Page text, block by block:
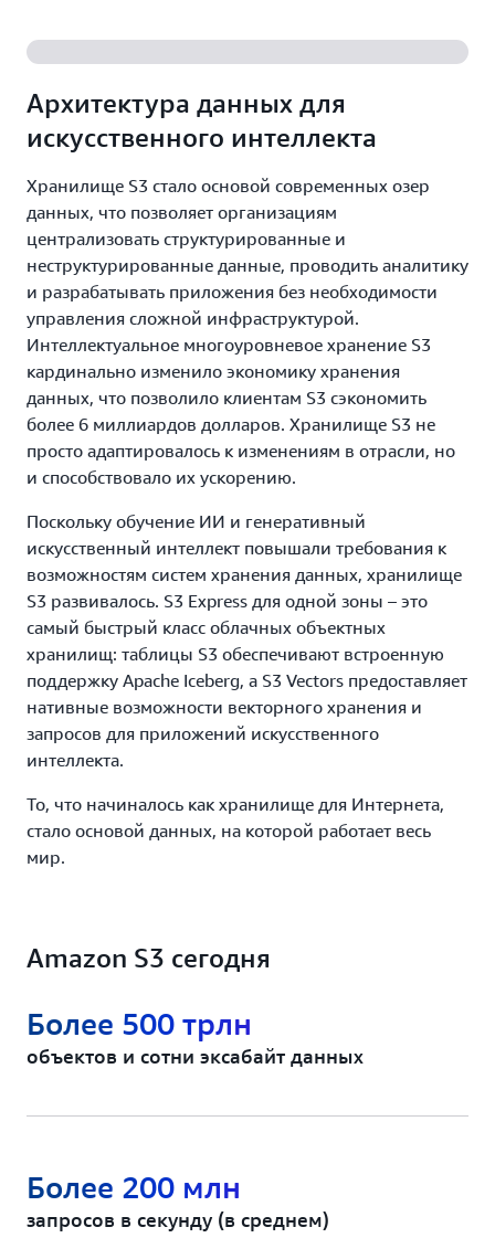
облаке.
конфиденциальным и зашифрованным
функций аудита для отслеживания запросов
доступа к ресурсам S3.
нагрузок и автоматическим управлением
жизненным циклом данных, поэтому можно с
минимальными затратами хранить огромные
объемы данных с разной частотой
использования. S3 предоставляет отличную
отказоустойчивость, гибкость, приемлемую
задержку и пропускную способность, чтобы
хранение данных совершенно не ограничивало
производительность.
Архитектура данных для
искусственного интеллекта
Хранилище S3 стало основой современных озер
данных, что позволяет организациям
централизовать структурированные и
неструктурированные данные, проводить аналитику
и разрабатывать приложения без необходимости
управления сложной инфраструктурой.
Интеллектуальное многоуровневое хранение S3
кардинально изменило экономику хранения
данных, что позволило клиентам S3 сэкономить
более 6 миллиардов долларов. Хранилище S3 не
просто адаптировалось к изменениям в отрасли, но
и способствовало их ускорению.
Поскольку обучение ИИ и генеративный
искусственный интеллект повышали требования к
возможностям систем хранения данных, хранилище
S3 развивалось. S3 Express для одной зоны – это
самый быстрый класс облачных объектных
хранилищ: таблицы S3 обеспечивают встроенную
поддержку Apache Iceberg, а S3 Vectors предоставляет
нативные возможности векторного хранения и
запросов для приложений искусственного
интеллекта.
То, что начиналось как хранилище для Интернета,
стало основой данных, на которой работает весь
мир.
Amazon S3 сегодня
объектов и сотни эксабайт данных
Более 500 трлн
запросов в секунду (в среднем)
Более 200 млн